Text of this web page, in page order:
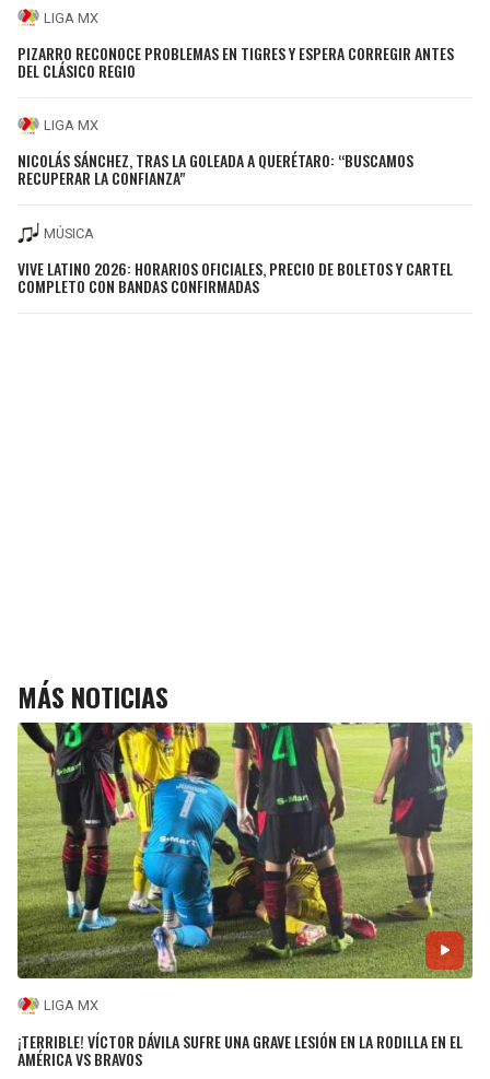
LIGA MX
PIZARRO RECONOCE PROBLEMAS EN TIGRES Y ESPERA CORREGIR ANTES
DEL CLÁSICO REGIO
LIGA MX
NICOLÁS SÁNCHEZ, TRAS LA GOLEADA A QUERÉTARO: “BUSCAMOS
RECUPERAR LA CONFIANZA"
MÚSICA
VIVE LATINO 2026: HORARIOS OFICIALES, PRECIO DE BOLETOS Y CARTEL
COMPLETO CON BANDAS CONFIRMADAS
MÁS NOTICIAS
LIGA MX
¡TERRIBLE! VÍCTOR DÁVILA SUFRE UNA GRAVE LESIÓN EN LA RODILLA EN EL
AMÉRICA VS BRAVOS